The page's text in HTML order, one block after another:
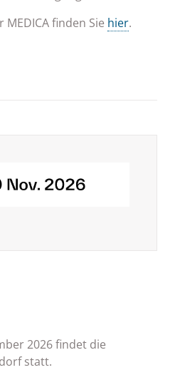
finden Sie hier.
2026 findet die
statt.